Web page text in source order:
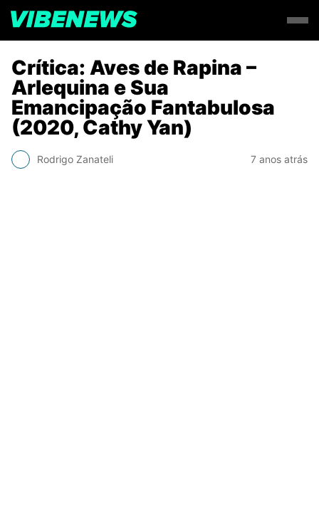
Crítica: Aves de Rapina –
Arlequina e Sua
Emancipação Fantabulosa
(2020, Cathy Yan)
Rodrigo Zanateli 7 anos atrás